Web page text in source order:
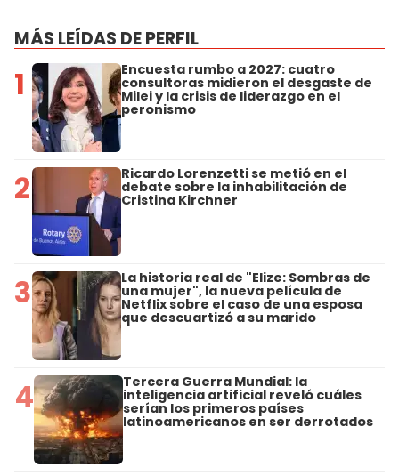
MÁS LEÍDAS DE PERFIL
1 Encuesta rumbo a 2027: cuatro
consultoras midieron el desgaste de
Milei y la crisis de liderazgo en el
peronismo
2 Ricardo Lorenzetti se metió en el
debate sobre la inhabilitación de
Cristina Kirchner
3 La historia real de "Elize: Sombras de
una mujer", la nueva película de
Netflix sobre el caso de una esposa
que descuartizó a su marido
4 Tercera Guerra Mundial: la
inteligencia artificial reveló cuáles
serían los primeros países
latinoamericanos en ser derrotados